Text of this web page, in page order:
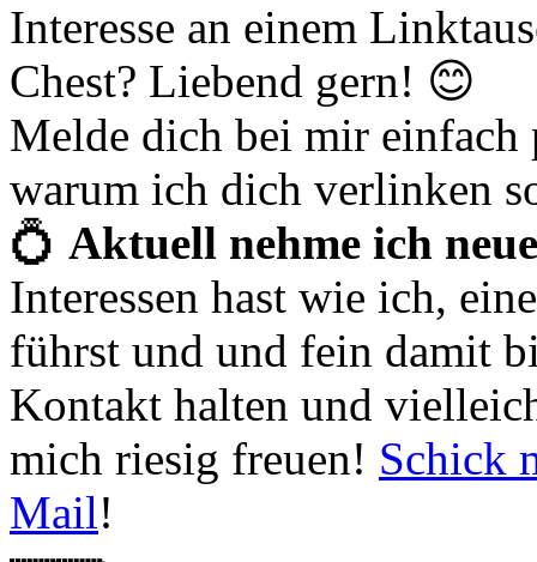
Interesse an einem
Chest? Liebend gern! 😊
Melde dich bei mir
warum ich dich verlinken
💍 Aktuell nehme ich
Interessen hast wie ich,
führst und und fein damit
Kontakt halten und
mich riesig freuen! Schick
Mail!